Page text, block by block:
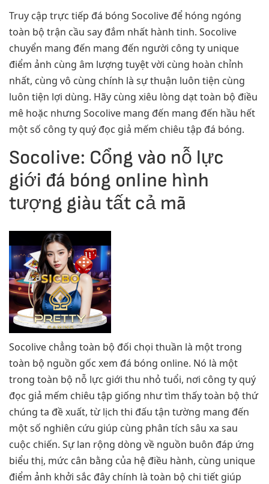
Truy cập trực tiếp đá bóng Socolive để hóng ngóng
toàn bộ trận cầu say đắm nhất hành tinh. Socolive
chuyển mang đến mang đến người công ty unique
điểm ảnh cùng âm lượng tuyệt vời cùng hoàn chỉnh
nhất, cùng vô cùng chính là sự thuận luôn tiện cùng
luôn tiện lợi dùng. Hãy cùng xiêu lòng dạt toàn bộ điều
mê hoặc nhưng Socolive mang đến mang đến hầu hết
một số công ty quý đọc giả mếm chiêu tập đá bóng.
Socolive: Cổng vào nỗ lực
giới đá bóng online hình
tượng giàu tất cả mã
Socolive chẳng toàn bộ đối chọi thuần là một trong
toàn bộ nguồn gốc xem đá bóng online. Nó là một
trong toàn bộ nỗ lực giới thu nhỏ tuổi, nơi công ty quý
đọc giả mếm chiêu tập giống như tìm thấy toàn bộ thứ
chúng ta đề xuất, từ lịch thi đấu tận tường mang đến
một số nghiên cứu giúp cùng phân tích sâu xa sau
cuộc chiến. Sự lan rộng dòng về nguồn buôn đáp ứng
biểu thị, mức cân bằng của hệ điều hành, cùng unique
điểm ảnh khởi sắc đây chính là toàn bộ chi tiết giúp